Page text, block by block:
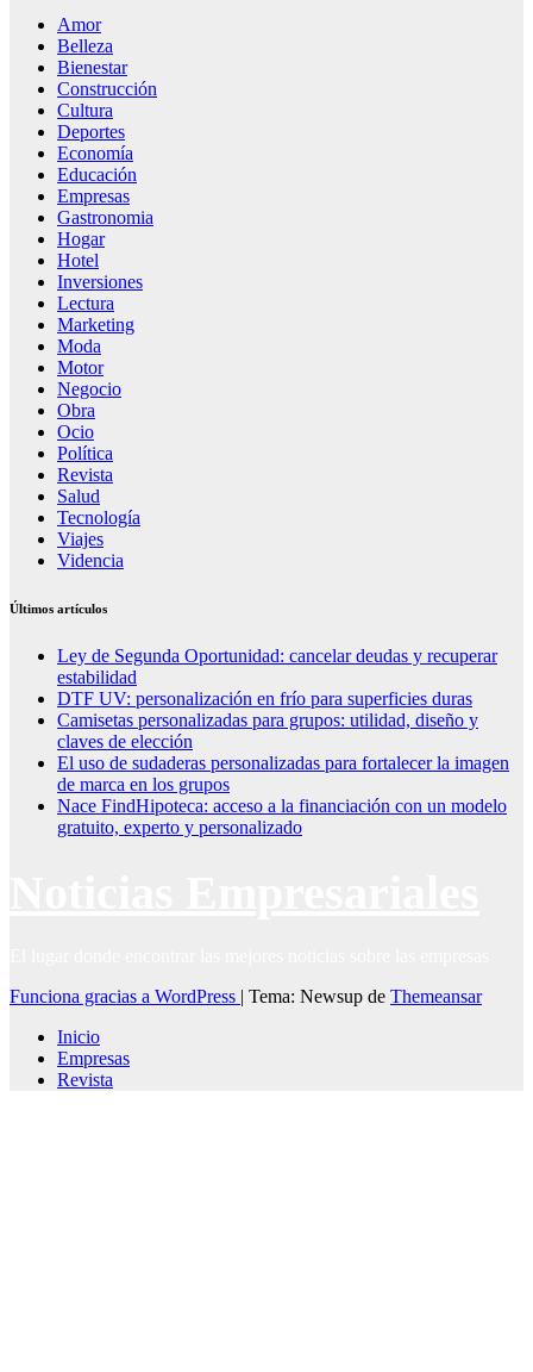
Amor
Belleza
Bienestar
Construcción
Cultura
Deportes
Economía
Educación
Empresas
Gastronomia
Hogar
Hotel
Inversiones
Lectura
Marketing
Moda
Motor
Negocio
Obra
Ocio
Política
Revista
Salud
Tecnología
Viajes
Videncia
Últimos artículos
Ley de Segunda Oportunidad: cancelar deudas y recuperar
estabilidad
DTF UV: personalización en frío para superficies duras
Camisetas personalizadas para grupos: utilidad, diseño y
claves de elección
El uso de sudaderas personalizadas para fortalecer la imagen
de marca en los grupos
Nace FindHipoteca: acceso a la financiación con un modelo
gratuito, experto y personalizado
Funciona gracias a WordPress | Tema: Newsup de Themeansar
Inicio
Empresas
Revista